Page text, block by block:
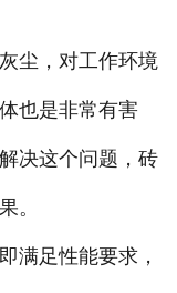
尘，对工作环境
也是非常有害
决这个问题，砖
。
足性能要求，